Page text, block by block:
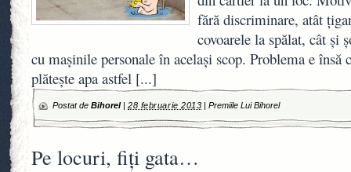
fără discriminare, atât
covoarele la spălat, cât şi
cu maşinile personale în acelaşi scop. Problema e însă
plăteşte apa astfel [...]
Postat de Bihorel| 28 februarie 2013 |Premiile Lui Bihorel
Pe locuri, fiţi gata…